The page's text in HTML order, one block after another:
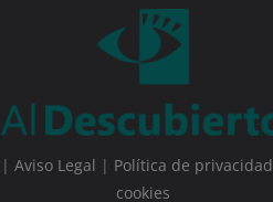
| Aviso Legal | Política de privacidad
cookies